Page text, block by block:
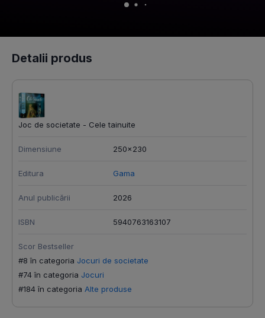
Detalii produs
Joc de societate - Cele tainuite
Dimensiune 250x230
Editura Gama
Anul publicării 2026
ISBN 5940763163107
Scor Bestseller
#8 în categoria Jocuri de societate
#74 în categoria Jocuri
#184 în categoria Alte produse